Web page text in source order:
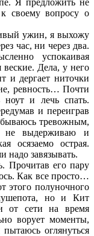
своему вопросу о
ужин, я выхожу
час, ни через два.
успокаивая
Дела, у него
и дергает ниточки
ревность… Почти
ноут и лечь спать.
и переиграв
тревожным,
не выдерживаю и
осязаемо острая.
надо завязывать.
Прочитав его пару
Как все просто…
этого полуночного
но и Кит
от сети на время
ворует моменты,
оглянуться